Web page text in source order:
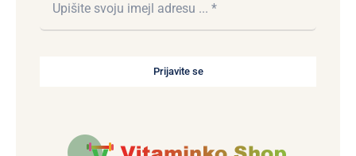
Prijavite se